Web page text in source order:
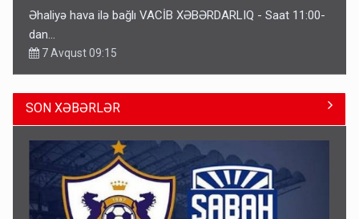
Əhaliyə hava ilə bağlı VACİB XƏBƏRDARLIQ - Saat 11:00-
dan…
7 Avqust 09:15
SON XƏBƏRLƏR